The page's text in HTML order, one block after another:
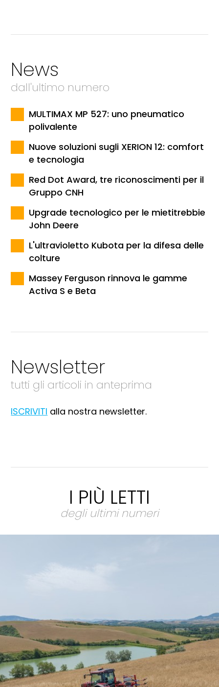
News
dall'ultimo numero
MULTIMAX MP 527: uno pneumatico
polivalente
Nuove soluzioni sugli XERION 12: comfort
e tecnologia
Red Dot Award, tre riconoscimenti per il
Gruppo CNH
Upgrade tecnologico per le mietitrebbie
John Deere
L'ultravioletto Kubota per la difesa delle
colture
Massey Ferguson rinnova le gamme
Activa S e Beta
Newsletter
tutti gli articoli in anteprima
ISCRIVITI alla nostra newsletter.
I PIÙ LETTI
degli ultimi numeri